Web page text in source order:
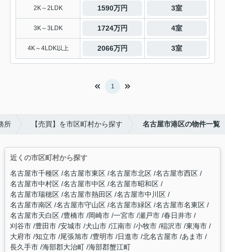
2K～2LDK 1590万円 3室
3K～3LDK 1724万円 4室
4K～4LDK以上 2066万円 3室
1
所 【売買】を市区町村から探す 名古屋市港区の物件一覧
近くの市区町村から探す
名古屋市千種区 名古屋市東区 名古屋市北区 名古屋市西区
名古屋市中村区 名古屋市中区 名古屋市昭和区
名古屋市瑞穂区 名古屋市熱田区 名古屋市中川区
名古屋市南区 名古屋市守山区 名古屋市緑区 名古屋市名東区
名古屋市天白区 豊橋市 岡崎市 一宮市 瀬戸市 春日井市
刈谷市 豊田市 安城市 犬山市 江南市 小牧市 稲沢市 東海市
大府市 知立市 尾張旭市 豊明市 日進市 北名古屋市 あま市
長久手市 海部郡大治町 海部郡蟹江町